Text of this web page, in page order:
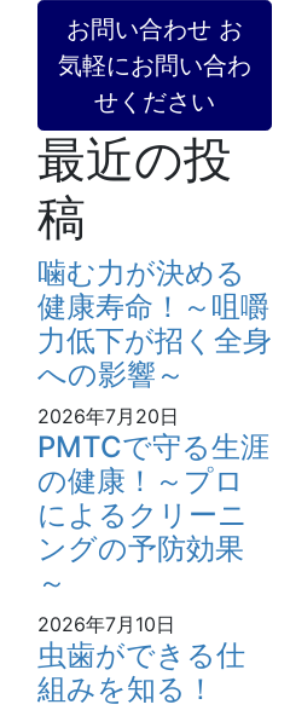
お問い合わせ お
気軽にお問い合わ
せください
最近の投
稿
噛む力が決める
健康寿命！～咀嚼
力低下が招く全身
への影響～
2026年7月20日
PMTCで守る生涯
の健康！～プロ
によるクリーニ
ングの予防効果
～
2026年7月10日
虫歯ができる仕
組みを知る！